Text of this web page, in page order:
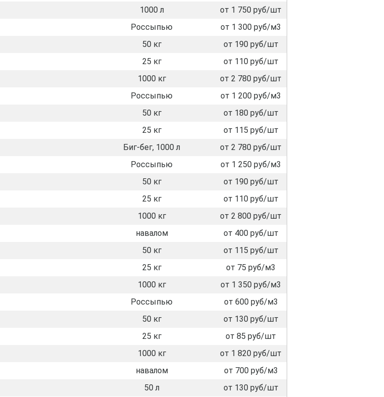
1000 л
от 1 750 руб/шт
Россыпью
от 1 300 руб/м3
50 кг
от 190 руб/шт
25 кг
от 110 руб/шт
1000 кг
от 2 780 руб/шт
Россыпью
от 1 200 руб/м3
50 кг
от 180 руб/шт
25 кг
от 115 руб/шт
Биг-бег, 1000 л
от 2 780 руб/шт
Россыпью
от 1 250 руб/м3
50 кг
от 190 руб/шт
25 кг
от 110 руб/шт
1000 кг
от 2 800 руб/шт
навалом
от 400 руб/шт
50 кг
от 115 руб/шт
25 кг
от 75 руб/м3
1000 кг
от 1 350 руб/м3
Россыпью
от 600 руб/м3
50 кг
от 130 руб/шт
25 кг
от 85 руб/шт
1000 кг
от 1 820 руб/шт
навалом
от 700 руб/м3
50 л от 130 руб/шт